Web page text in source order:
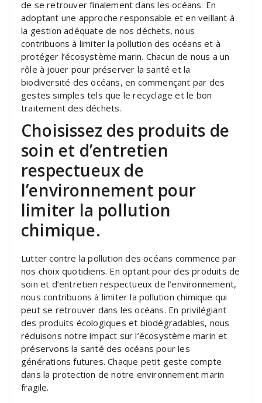
de se retrouver finalement dans les océans. En
adoptant une approche responsable et en veillant à
la gestion adéquate de nos déchets, nous
contribuons à limiter la pollution des océans et à
protéger l’écosystème marin. Chacun de nous a un
rôle à jouer pour préserver la santé et la
biodiversité des océans, en commençant par des
gestes simples tels que le recyclage et le bon
traitement des déchets.
Choisissez des produits de
soin et d’entretien
respectueux de
l’environnement pour
limiter la pollution
chimique.
Lutter contre la pollution des océans commence par
nos choix quotidiens. En optant pour des produits de
soin et d’entretien respectueux de l’environnement,
nous contribuons à limiter la pollution chimique qui
peut se retrouver dans les océans. En privilégiant
des produits écologiques et biodégradables, nous
réduisons notre impact sur l’écosystème marin et
préservons la santé des océans pour les
générations futures. Chaque petit geste compte
dans la protection de notre environnement marin
fragile.